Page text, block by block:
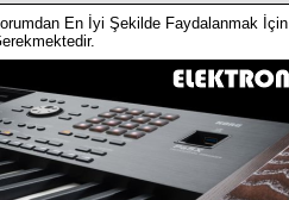
En İyi Şekilde Faydalanmak İçin